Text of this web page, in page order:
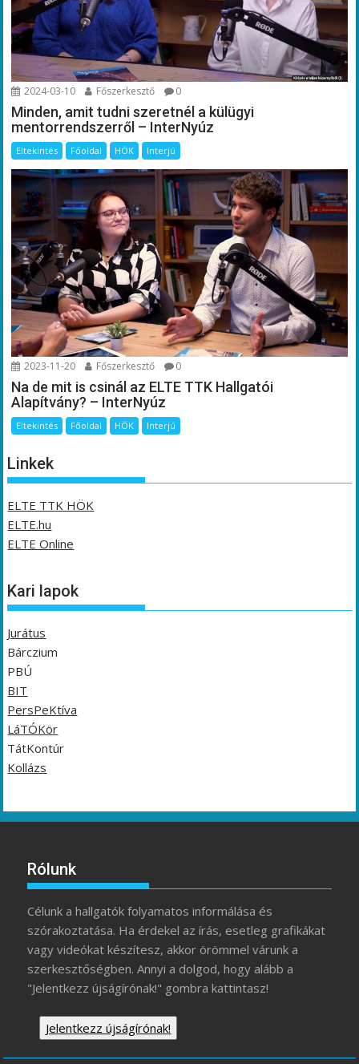
2024-03-10 Főszerkesztő 0
Minden, amit tudni szeretnél a külügyi
mentorrendszerről – InterNyúz
Eltekintés Főoldal HÖK Interjú
2023-11-20 Főszerkesztő 0
Na de mit is csinál az ELTE TTK Hallgatói
Alapítvány? – InterNyúz
Eltekintés Főoldal HÖK Interjú
Linkek
ELTE TTK HÖK
ELTE.hu
ELTE Online
Kari lapok
Jurátus
Bárczium
PBÚ
BIT
PersPeKtíva
LáTÓKör
TátKontúr
Kollázs
Rólunk
Célunk a hallgatók folyamatos informálása és
szórakoztatása. Ha érdekel az írás, esetleg grafikákat
vagy videókat készítesz, akkor örömmel várunk a
szerkesztőségben. Annyi a dolgod, hogy alább a
"Jelentkezz újságírónak!" gombra kattintasz!
Jelentkezz újságírónak!